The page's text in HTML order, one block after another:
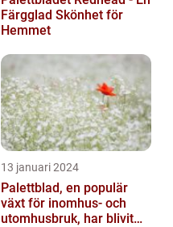
Färgglad Skönhet för
Hemmet
13 januari 2024
Palettblad, en populär
växt för inomhus- och
utomhusbruk, har blivit